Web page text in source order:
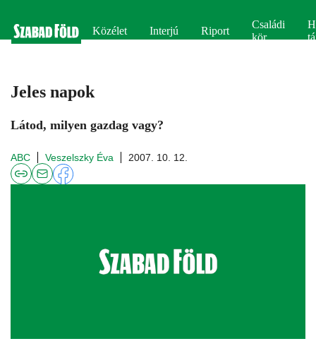
Közélet Interjú Riport
Családi
kör
Jeles napok
Látod, milyen gazdag vagy?
ABC Veszelszky Éva 2007. 10. 12.